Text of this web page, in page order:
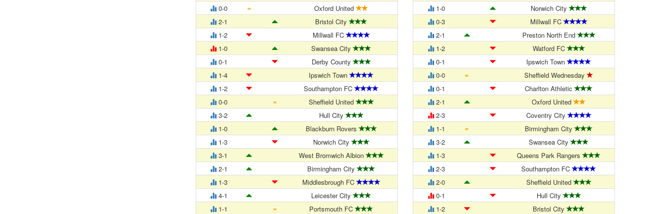
0-0
=
Oxford United
2-1
Bristol City
1-2
Millwall FC
1-0
Swansea City
0-1
Derby County
1-4
Ipswich Town
1-2
Southampton FC
0-0
=
Sheffield United
3-2
Hull City
1-0
Blackburn Rovers
1-3
Norwich City
3-1
West Bromwich Albion
2-1
Birmingham City
1-3
Middlesbrough FC
4-1
Leicester City
1-1
=
Portsmouth FC
1-0
Norwich City
0-3
Millwall FC
2-1
Preston North End
1-2
Watford FC
0-1
Ipswich Town
0-0
=
Sheffield Wednesday
0-1
Charlton Athletic
2-1
Oxford United
2-3
Coventry City
1-1
=
Birmingham City
3-2
Swansea City
1-3
Queens Park Rangers
2-3
Southampton FC
2-0
Sheffield United
0-1
Hull City
1-2
Bristol City